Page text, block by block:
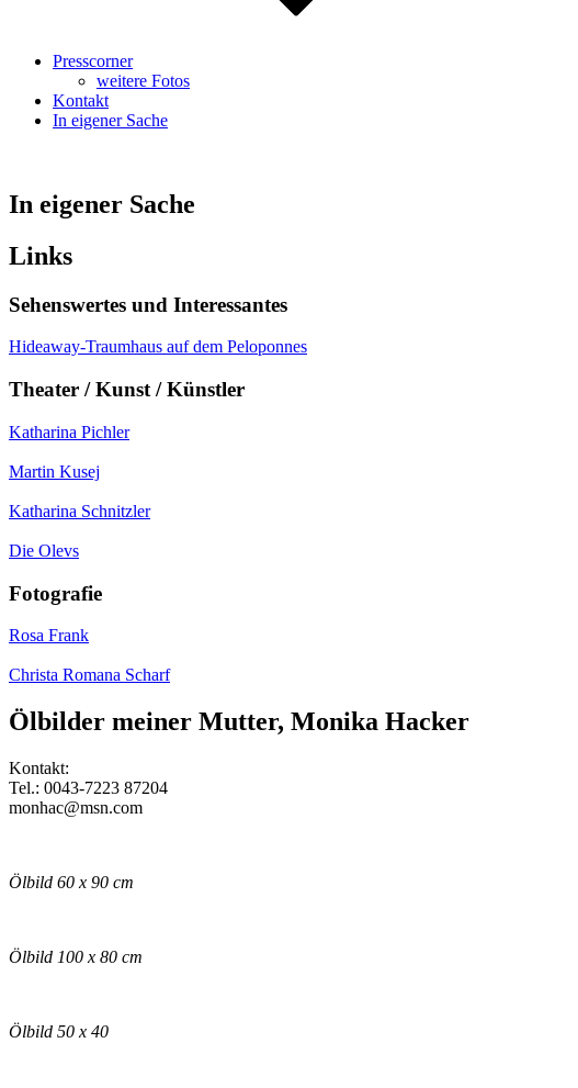
Presscorner
weitere Fotos
Kontakt
In eigener Sache
In eigener Sache
Links
Sehenswertes und Interessantes
Hideaway-Traumhaus auf dem Peloponnes
Theater / Kunst / Künstler
Katharina Pichler
Martin Kusej
Katharina Schnitzler
Die Olevs
Fotografie
Rosa Frank
Christa Romana Scharf
Ölbilder meiner Mutter, Monika Hacker
Kontakt:
Tel.: 0043-7223 87204
monhac@msn.com
Ölbild 60 x 90 cm
Ölbild 100 x 80 cm
Ölbild 50 x 40